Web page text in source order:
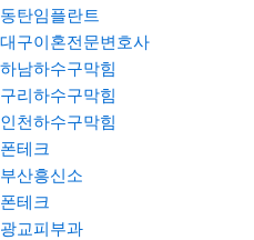
동탄임플란트
대구이혼전문변호사
하남하수구막힘
구리하수구막힘
인천하수구막힘
폰테크
부산흥신소
폰테크
광교피부과